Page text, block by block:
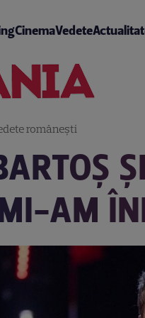
CinemaVedete
româneşti
AM